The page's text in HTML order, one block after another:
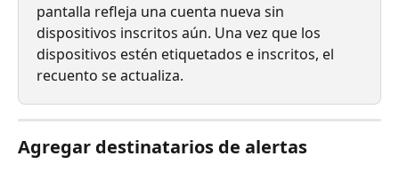
pantalla refleja una cuenta nueva sin
dispositivos inscritos aún. Una vez que los
dispositivos estén etiquetados e inscritos, el
recuento se actualiza.
Agregar destinatarios de alertas